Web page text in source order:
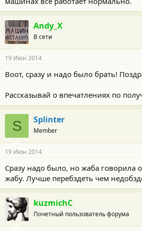
Andy_X
В сети
19 Июн 2014
Воот, сразу и надо было брать!
Рассказывай о впечатлениях по
S Splinter
Member
19 Июн 2014
Сразу надо было, но жаба говорила
жабу. Лучше перебздеть чем
kuzmichC
Почетный пользователь форума